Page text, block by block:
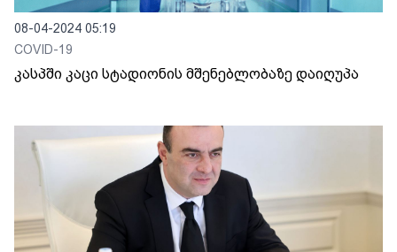
08-04-2024 05:19
COVID-19
კასპში კაცი სტადიონის მშენებლობაზე დაიღუპა